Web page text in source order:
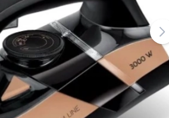
Felszerelés a legkisebbeknek
Dekorációk
Biztonság
Rendezés
Éjszakai világítás
Iskola
Grillezés
Zene